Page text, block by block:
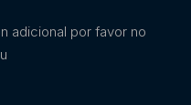
adicional por favor no